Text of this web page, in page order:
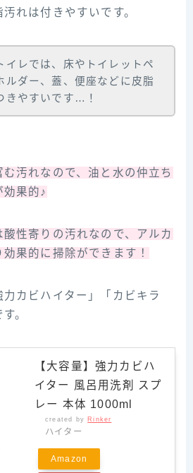
れは付きやすいです。
イレでは、床やトイレットペ
ルダー、蓋、便座などに皮脂
きやすいです…！
汚れなので、油と水の仲立ち
効果的♪
酸性寄りの汚れなので、アルカ
果的に掃除ができます！
カビハイター」「カビキラ
。
【大容量】強力カビハ
イター 風呂用洗剤 スプ
レー 本体 1000ml
created by Rinker
ハイター
Amazon